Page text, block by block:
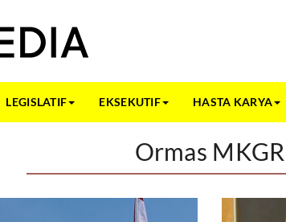
LEGISLATIF EKSEKUTIF HASTA KARYA
Ormas MKGR